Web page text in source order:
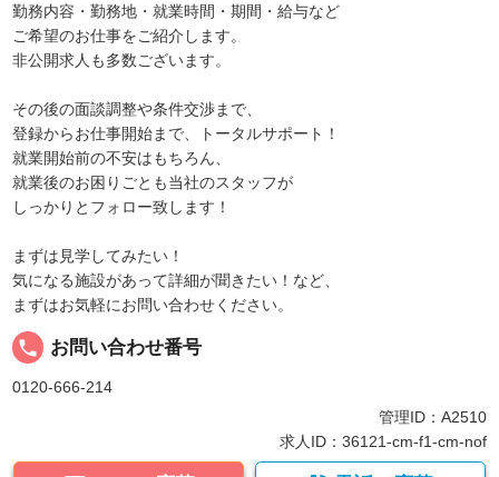
勤務内容・勤務地・就業時間・期間・給与など
ご希望のお仕事をご紹介します。
非公開求人も多数ございます。
その後の面談調整や条件交渉まで、
登録からお仕事開始まで、トータルサポート！
就業開始前の不安はもちろん、
就業後のお困りごとも当社のスタッフが
しっかりとフォロー致します！
まずは見学してみたい！
気になる施設があって詳細が聞きたい！など、
まずはお気軽にお問い合わせください。
local_phone お問い合わせ番号
0120-666-214
管理ID：A2510
求人ID：36121-cm-f1-cm-nof